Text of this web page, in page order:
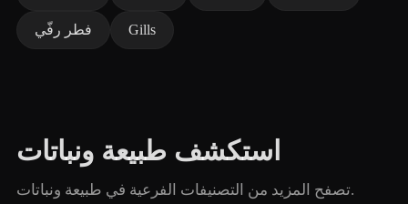
فطر رفّي Gills
استكشف طبيعة ونباتات
تصفح المزيد من التصنيفات الفرعية في طبيعة ونباتات.